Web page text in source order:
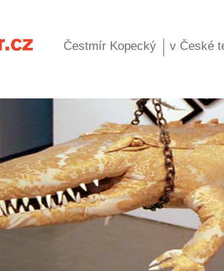
Čestmír Kopecký v České